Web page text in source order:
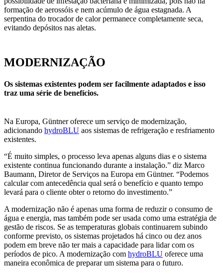
formação de aerossóis e nem acúmulo de água estagnada. A
serpentina do trocador de calor permanece completamente seca,
evitando depósitos nas aletas.
MODERNIZAÇÃO
Os sistemas existentes podem ser facilmente adaptados e isso
traz uma série de benefícios.
Na Europa, Güntner oferece um serviço de modernização,
adicionando hydroBLU aos sistemas de refrigeração e resfriamento
existentes.
“É muito simples, o processo leva apenas alguns dias e o sistema
existente continua funcionando durante a instalação.” diz Marco
Baumann, Diretor de Serviços na Europa em Güntner. “Podemos
calcular com antecedência qual será o benefício e quanto tempo
levará para o cliente obter o retorno do investimento.”
A modernização não é apenas uma forma de reduzir o consumo de
água e energia, mas também pode ser usada como uma estratégia de
gestão de riscos. Se as temperaturas globais continuarem subindo
conforme previsto, os sistemas projetados há cinco ou dez anos
podem em breve não ter mais a capacidade para lidar com os
períodos de pico. A modernização com hydroBLU oferece uma
maneira econômica de preparar um sistema para o futuro.